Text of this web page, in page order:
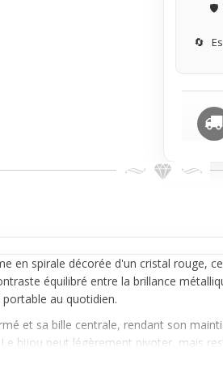
🛡️
🔄
en spirale décorée d'un cristal rouge, ce
équilibré entre la brillance
au quotidien.
et sa bille centrale, rendant son
bijou peut légèrement pivoter, mais